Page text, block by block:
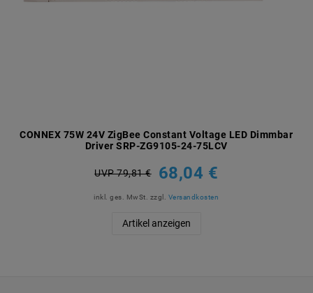
CONNEX 75W 24V ZigBee Constant Voltage LED Dimmbar
Driver SRP-ZG9105-24-75LCV
UVP 79,81 € 68,04 €
inkl. ges. MwSt. zzgl. Versandkosten
Artikel anzeigen